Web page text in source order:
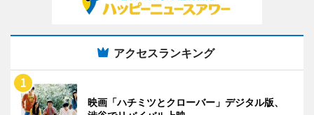
アクセスランキング
映画「ハチミツとクローバー」デジタル版、